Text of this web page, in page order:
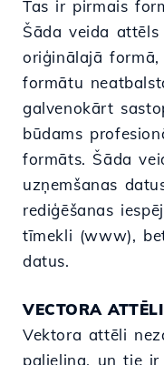
Tas ir pirmais
Šāda veida
oriģinālajā
formātu
galvenokārt
būdams
formāts. Šāda
uzņemšanas
rediģēšanas
tīmekli (www),
datus.
VECTORA ATTĒLI
Vektora attēli
palielina, un tie ir